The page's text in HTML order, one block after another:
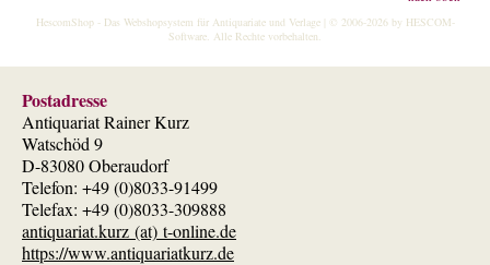
HescomShop- Das Webshopsystem für Antiquariate und Verlage | © 2006-2026 by HESCOM-
Software. Alle Rechte vorbehalten.
Postadresse
Antiquariat Rainer Kurz
Watschöd 9
D-83080 Oberaudorf
Telefon: +49 (0)8033-91499
Telefax: +49 (0)8033-309888
antiquariat.kurz (at) t-online.de
https://www.antiquariatkurz.de